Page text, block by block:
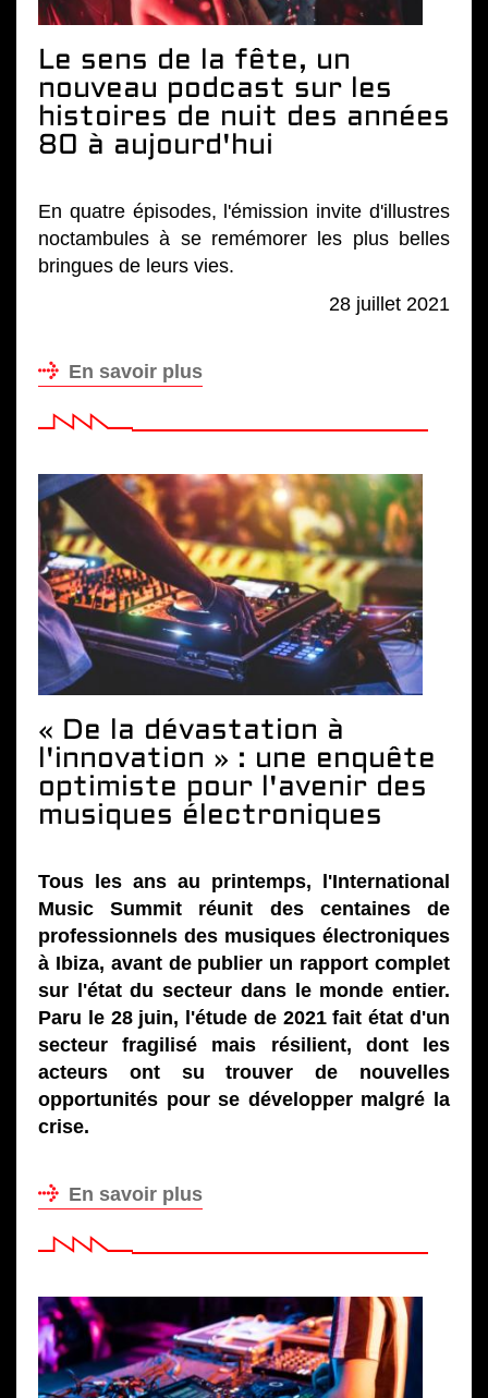
Le sens de la fête, un
nouveau podcast sur les
histoires de nuit des années
80 à aujourd'hui
En quatre épisodes, l'émission invite d'illustres
noctambules à se remémorer les plus belles
bringues de leurs vies.
28 juillet 2021
En savoir plus
« De la dévastation à
l'innovation » : une enquête
optimiste pour l'avenir des
musiques électroniques
Tous les ans au printemps, l'International
Music Summit réunit des centaines de
professionnels des musiques électroniques
à Ibiza, avant de publier un rapport complet
sur l'état du secteur dans le monde entier.
Paru le 28 juin, l'étude de 2021 fait état d'un
secteur fragilisé mais résilient, dont les
acteurs ont su trouver de nouvelles
opportunités pour se développer malgré la
crise.
En savoir plus